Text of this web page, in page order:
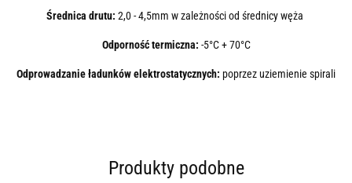
Średnica drutu: 2,0 - 4,5mm w zależności od średnicy węża
Odporność termiczna: -5°C + 70°C
Odprowadzanie ładunków elektrostatycznych: poprzez uziemienie spirali
Produkty podobne